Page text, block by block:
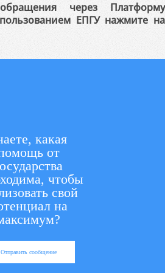
через Платформу
ЕПГУ нажмите на
какая
от
чтобы
свой
на
Отправить сообщение